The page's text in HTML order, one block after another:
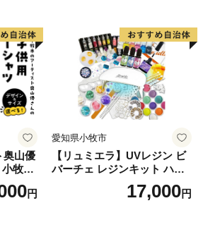
市のふるさと納税に関する情報提供
いただき、その手段として、電子メ
レット等の資料の郵送をさせていた
。
メールの配信又は資料の郵送停止等
したら、ふるさと納税担当
までご連絡ください。
奥山優
牧市
円
愛知県小牧市
【リュミエラ】UVレジン ビ
バーチェ レジンキット ハン
ドメイド レジンクラフト ア
クセサリーキット 手作り セ
17,000円